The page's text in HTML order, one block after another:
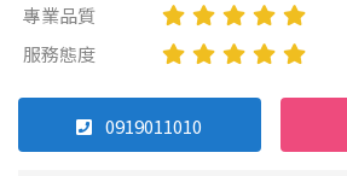
不拘
4房 5
專業品質
服務態度
0919011010